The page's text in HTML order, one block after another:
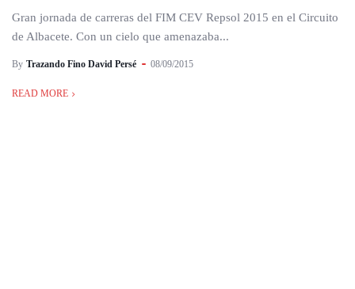
Gran jornada de carreras del FIM CEV Repsol 2015 en el Circuito
de Albacete. Con un cielo que amenazaba...
By Trazando Fino David Persé 08/09/2015
READ MORE